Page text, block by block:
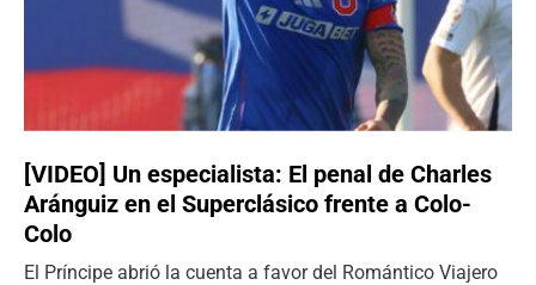
[VIDEO] Un especialista: El penal de Charles
Aránguiz en el Superclásico frente a Colo-
Colo
El Príncipe abrió la cuenta a favor del Romántico Viajero